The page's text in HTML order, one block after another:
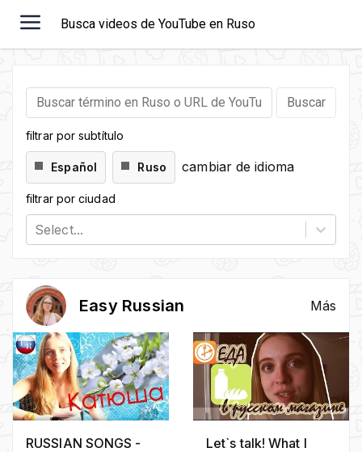
Busca videos de YouTube en Ruso
filtrar por subtítulo
Español Ruso cambiar de idioma
filtrar por ciudad
Select...
Easy Russian Más
RUSSIAN SONGS -
Let`s talk! What I